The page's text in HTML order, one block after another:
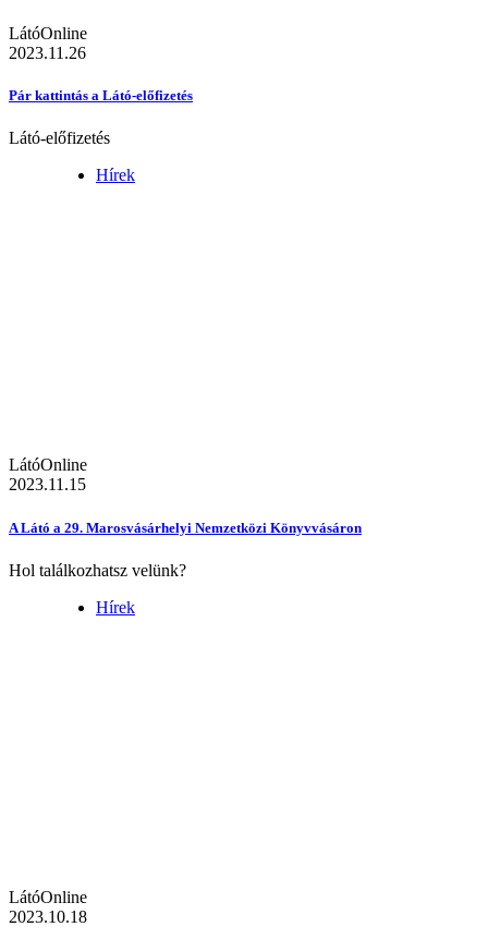
LátóOnline
2023.11.26
Pár kattintás a Látó-előfizetés
Látó-előfizetés
Hírek
LátóOnline
2023.11.15
A Látó a 29. Marosvásárhelyi Nemzetközi Könyvvásáron
Hol találkozhatsz velünk?
Hírek
LátóOnline
2023.10.18